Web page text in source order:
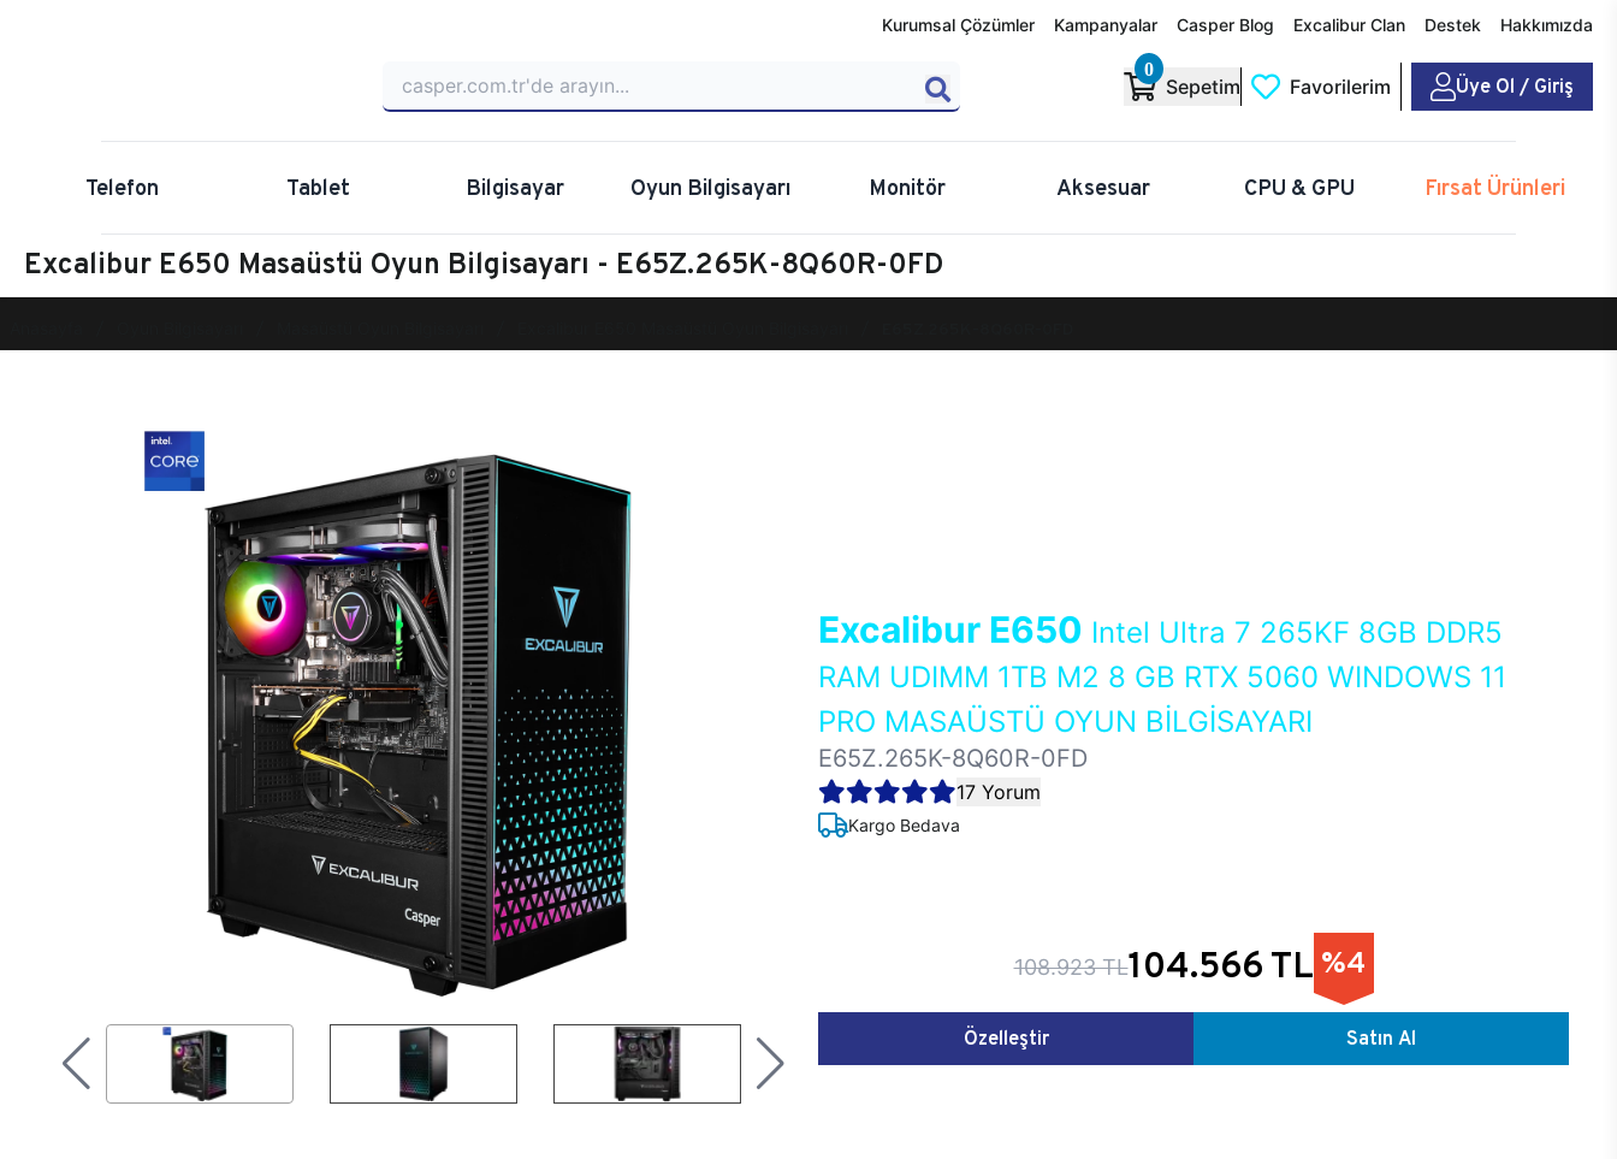
Kurumsal Çözümler Kampanyalar Casper Blog Excalibur Clan Destek Hakkımızda
0
Sepetim Favorilerim Üye Ol / Giriş
Telefon Tablet Bilgisayar Oyun Bilgisayarı Monitör Aksesuar CPU & GPU Fırsat Ürünleri
Excalibur E650 Masaüstü Oyun Bilgisayarı - E65Z.265K-8Q60R-0FD
Excalibur E650 Intel Ultra 7 265KF 8GB DDR5
RAM UDIMM 1TB M2 8 GB RTX 5060 WINDOWS 11
PRO MASAÜSTÜ OYUN BİLGİSAYARI
E65Z.265K-8Q60R-0FD
17 Yorum
Kargo Bedava
108.923 TL104.566 TL %4
Özelleştir Satın Al